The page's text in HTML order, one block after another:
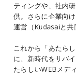
ティングや、社内
供。さらに企業向
運営（Kudasaiと共
これから「あたら
に、新時代をサバ
たらしいWEBメデ